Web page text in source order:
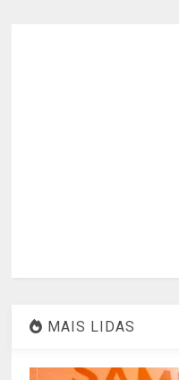
MAIS LIDAS